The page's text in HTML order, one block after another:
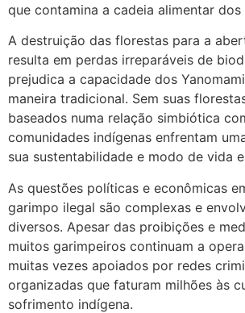
que contamina a cadeia alimentar dos
A destruição das florestas para a
resulta em perdas irreparáveis de
prejudica a capacidade dos
maneira tradicional. Sem suas
baseados numa relação simbiótica
comunidades indígenas enfrentam
sua sustentabilidade e modo de vida
As questões políticas e econômicas
garimpo ilegal são complexas e
diversos. Apesar das proibições e
muitos garimpeiros continuam a
muitas vezes apoiados por redes
organizadas que faturam milhões às
sofrimento indígena.